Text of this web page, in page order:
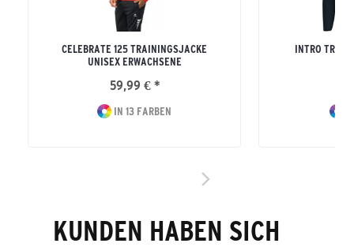
CELEBRATE 125 TRAININGSJACKE
UNISEX ERWACHSENE
59,99 € *
IN 13 FARBEN
INTRO
KUNDEN HABEN SICH